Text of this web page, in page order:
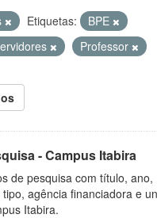
Etiquetas:
BPE
Professor
- Campus Itabira
de pesquisa com título, ano,
agência financiadora e
Itabira.